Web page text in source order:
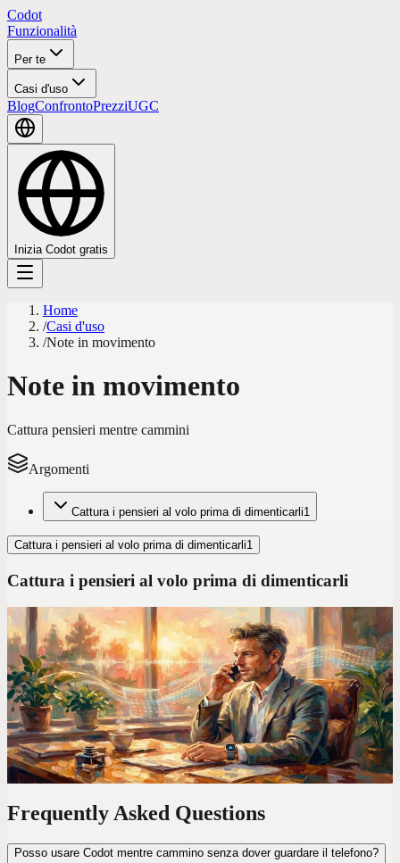
Codot
Funzionalità
Per te
Casi d'uso
BlogConfrontoPrezziUGC
Inizia Codot gratis
Home
/Casi d'uso
/Note in movimento
Note in movimento
Cattura pensieri mentre cammini
Argomenti
Cattura i pensieri al volo prima di dimenticarli1
Cattura i pensieri al volo prima di dimenticarli1
Cattura i pensieri al volo prima di dimenticarli
Trucchi produttività vocale
Ho testato 7 app per note vocali nel 2026. Solo una
ha sostituito il mio "secondo cervello"
Dopo aver provato tutte le principali app di trascrizione vocale, ne
ho trovata solo una in grado di trasformare davvero i memo vocali in
appunti organizzati e ricercabili.
Frequently Asked Questions
Posso usare Codot mentre cammino senza dover guardare il telefono?